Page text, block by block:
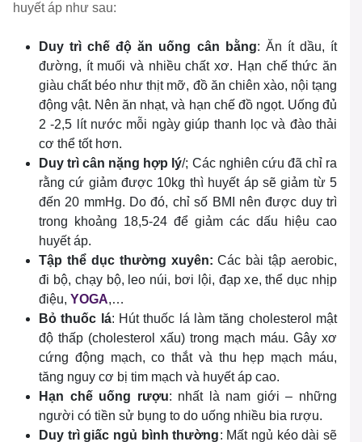
huyết áp như sau:
Duy trì chế độ ăn uống cân bằng: Ăn ít dầu, ít
đường, ít muối và nhiều chất xơ. Hạn chế thức ăn
giàu chất béo như thịt mỡ, đồ ăn chiên xào, nội tạng
động vật. Nên ăn nhạt, và hạn chế đồ ngọt. Uống đủ
2 -2,5 lít nước mỗi ngày giúp thanh lọc và đào thải
cơ thể tốt hơn.
Duy trì cân nặng hợp lý/; Các nghiên cứu đã chỉ ra
rằng cứ giảm được 10kg thì huyết áp sẽ giảm từ 5
đến 20 mmHg. Do đó, chỉ số BMI nên được duy trì
trong khoảng 18,5-24 để giảm các dấu hiệu cao
huyết áp.
Tập thể dục thường xuyên: Các bài tập aerobic,
đi bộ, chạy bộ, leo núi, bơi lội, đạp xe, thể dục nhịp
điệu, YOGA,…
Bỏ thuốc lá: Hút thuốc lá làm tăng cholesterol mật
độ thấp (cholesterol xấu) trong mạch máu. Gây xơ
cứng động mạch, co thắt và thu hẹp mạch máu,
tăng nguy cơ bị tim mạch và huyết áp cao.
Hạn chế uống rượu: nhất là nam giới – những
người có tiền sử bụng to do uống nhiều bia rượu.
Duy trì giấc ngủ bình thường: Mất ngủ kéo dài sẽ